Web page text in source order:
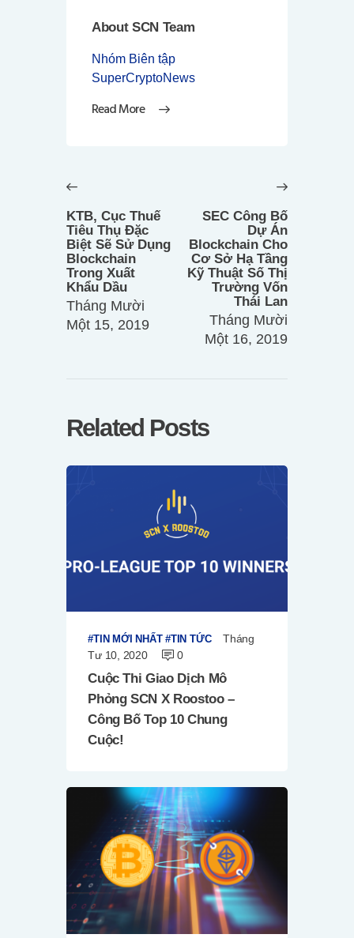
About SCN Team
Nhóm Biên tập
SuperCryptoNews
Read More
hướng
bài
viết
post:
KTB, Cục Thuế
Tiêu Thụ Đặc
Biệt Sẽ Sử Dụng
Blockchain
Trong Xuất
Khẩu Dầu
Tháng Mười
Một 15, 2019
SEC Công Bố
Dự Án
Blockchain Cho
Cơ Sở Hạ Tầng
Kỹ Thuật Số Thị
Trường Vốn
Thái Lan
Tháng Mười
Một 16, 2019
Related Posts
TIN MỚI NHẤT TIN TỨC
Tháng
Tư 10, 2020
0
Cuộc Thi Giao Dịch Mô
Phỏng SCN X Roostoo –
Công Bố Top 10 Chung
Cuộc!